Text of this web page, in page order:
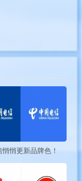
律，象征着苹果致力
首批产品上使用
是，1977年，他带
为苹果使用时间最
悄更新品牌色！